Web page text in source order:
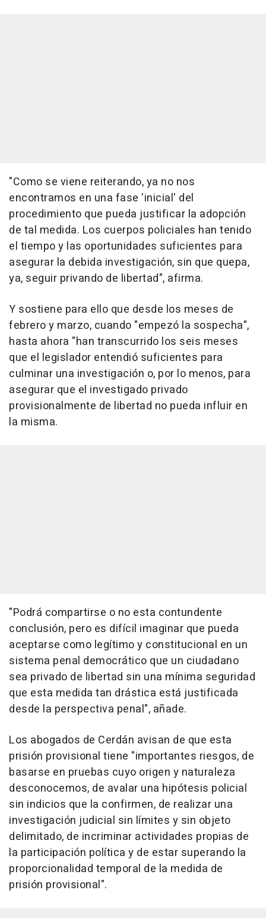
"Como se viene reiterando, ya no nos
encontramos en una fase 'inicial' del
procedimiento que pueda justificar la adopción
de tal medida. Los cuerpos policiales han tenido
el tiempo y las oportunidades suficientes para
asegurar la debida investigación, sin que quepa,
ya, seguir privando de libertad", afirma.
Y sostiene para ello que desde los meses de
febrero y marzo, cuando "empezó la sospecha",
hasta ahora "han transcurrido los seis meses
que el legislador entendió suficientes para
culminar una investigación o, por lo menos, para
asegurar que el investigado privado
provisionalmente de libertad no pueda influir en
la misma.
"Podrá compartirse o no esta contundente
conclusión, pero es difícil imaginar que pueda
aceptarse como legítimo y constitucional en un
sistema penal democrático que un ciudadano
sea privado de libertad sin una mínima seguridad
que esta medida tan drástica está justificada
desde la perspectiva penal", añade.
Los abogados de Cerdán avisan de que esta
prisión provisional tiene "importantes riesgos, de
basarse en pruebas cuyo origen y naturaleza
desconocemos, de avalar una hipótesis policial
sin indicios que la confirmen, de realizar una
investigación judicial sin límites y sin objeto
delimitado, de incriminar actividades propias de
la participación política y de estar superando la
proporcionalidad temporal de la medida de
prisión provisional".